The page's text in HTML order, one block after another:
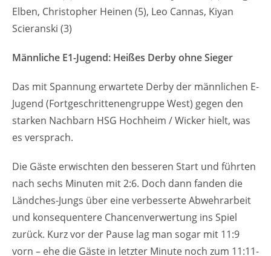
Elben, Christopher Heinen (5), Leo Cannas, Kiyan
Scieranski (3)
Männliche E1-Jugend: Heißes Derby ohne Sieger
Das mit Spannung erwartete Derby der männlichen E-
Jugend (Fortgeschrittenengruppe West) gegen den
starken Nachbarn HSG Hochheim / Wicker hielt, was
es versprach.
Die Gäste erwischten den besseren Start und führten
nach sechs Minuten mit 2:6. Doch dann fanden die
Ländches-Jungs über eine verbesserte Abwehrarbeit
und konsequentere Chancenverwertung ins Spiel
zurück. Kurz vor der Pause lag man sogar mit 11:9
vorn – ehe die Gäste in letzter Minute noch zum 11:11-